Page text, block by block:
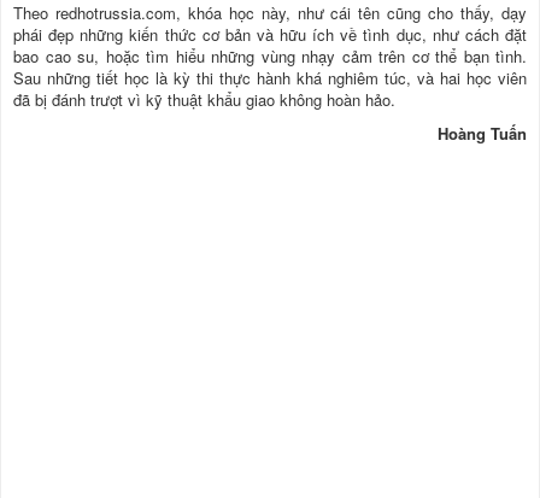
Theo redhotrussia.com, khóa học này, như cái tên cũng cho thấy, dạy
phái đẹp những kiến thức cơ bản và hữu ích về tình dục, như cách đặt
bao cao su, hoặc tìm hiểu những vùng nhạy cảm trên cơ thể bạn tình.
Sau những tiết học là kỳ thi thực hành khá nghiêm túc, và hai học viên
đã bị đánh trượt vì kỹ thuật khẩu giao không hoàn hảo.
Hoàng Tuấn